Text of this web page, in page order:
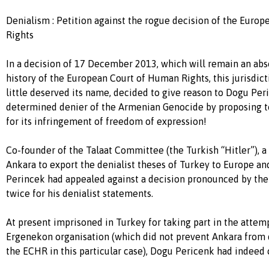
Denialism : Petition against the rogue decision of the
Rights
In a decision of 17 December 2013, which will remain an
history of the European Court of Human Rights, this
little deserved its name, decided to give reason to Dogu
determined denier of the Armenian Genocide by proposing
for its infringement of freedom of expression!
Co-founder of the Talaat Committee (the Turkish “Hitler”),
Ankara to export the denialist theses of Turkey to Europe
Perincek had appealed against a decision pronounced by
twice for his denialist statements.
At present imprisoned in Turkey for taking part in the
Ergenekon organisation (which did not prevent Ankara
the ECHR in this particular case), Dogu Pericenk had